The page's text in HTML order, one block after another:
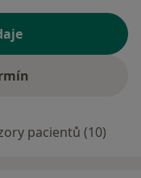
pacientů (10)